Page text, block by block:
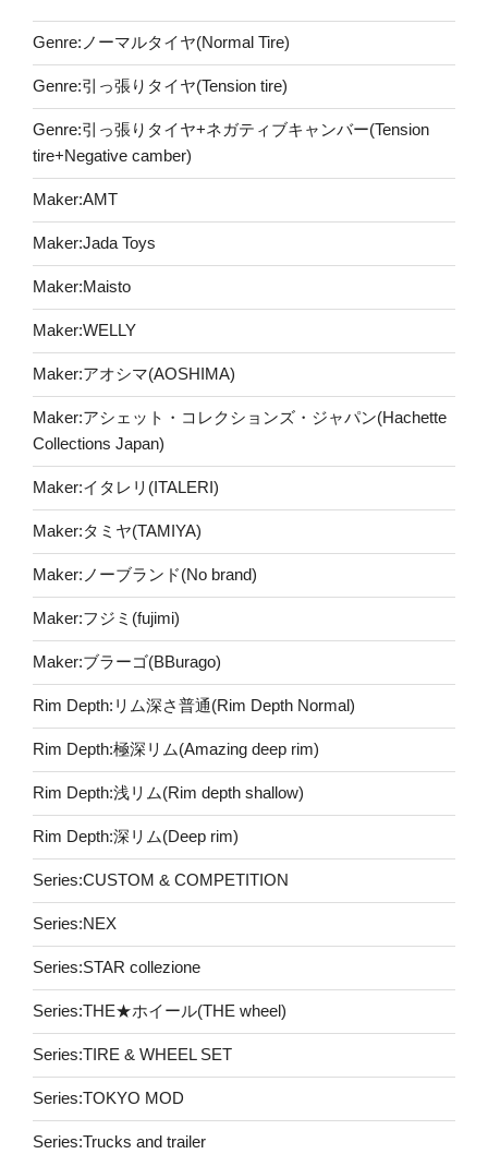
Genre:ノーマルタイヤ(Normal Tire)
Genre:引っ張りタイヤ(Tension tire)
Genre:引っ張りタイヤ+ネガティブキャンバー(Tension
tire+Negative camber)
Maker:AMT
Maker:Jada Toys
Maker:Maisto
Maker:WELLY
Maker:アオシマ(AOSHIMA)
Maker:アシェット・コレクションズ・ジャパン(Hachette
Collections Japan)
Maker:イタレリ(ITALERI)
Maker:タミヤ(TAMIYA)
Maker:ノーブランド(No brand)
Maker:フジミ(fujimi)
Maker:ブラーゴ(BBurago)
Rim Depth:リム深さ普通(Rim Depth Normal)
Rim Depth:極深リム(Amazing deep rim)
Rim Depth:浅リム(Rim depth shallow)
Rim Depth:深リム(Deep rim)
Series:CUSTOM & COMPETITION
Series:NEX
Series:STAR collezione
Series:THE★ホイール(THE wheel)
Series:TIRE & WHEEL SET
Series:TOKYO MOD
Series:Trucks and trailer